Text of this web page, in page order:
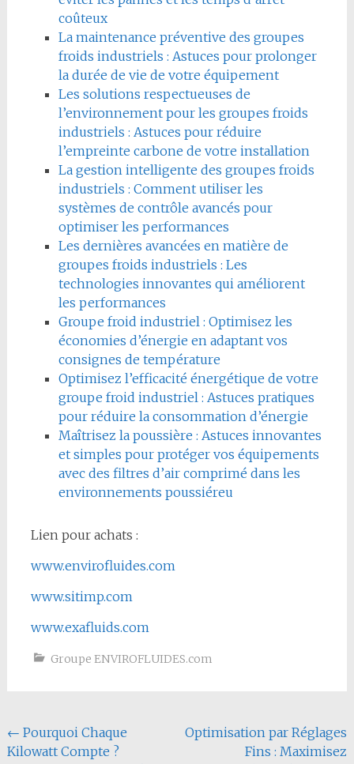
coûteux
La maintenance préventive des groupes
froids industriels : Astuces pour prolonger
la durée de vie de votre équipement
Les solutions respectueuses de
l’environnement pour les groupes froids
industriels : Astuces pour réduire
l’empreinte carbone de votre installation
La gestion intelligente des groupes froids
industriels : Comment utiliser les
systèmes de contrôle avancés pour
optimiser les performances
Les dernières avancées en matière de
groupes froids industriels : Les
technologies innovantes qui améliorent
les performances
Groupe froid industriel : Optimisez les
économies d’énergie en adaptant vos
consignes de température
Optimisez l’efficacité énergétique de votre
groupe froid industriel : Astuces pratiques
pour réduire la consommation d’énergie
Maîtrisez la poussière : Astuces innovantes
et simples pour protéger vos équipements
avec des filtres d’air comprimé dans les
environnements poussiéreu
Lien pour achats :
www.envirofluides.com
www.sitimp.com
www.exafluids.com
Groupe ENVIROFLUIDES.com
Navigation
← Pourquoi Chaque
Kilowatt Compte ?
Optimisation par Réglages
Fins : Maximisez